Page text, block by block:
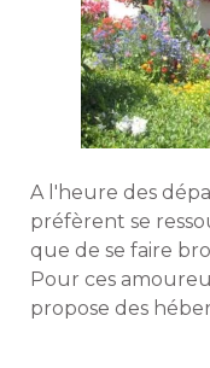
A l'heure des
préfèrent se
que de se faire
Pour ces
propose des